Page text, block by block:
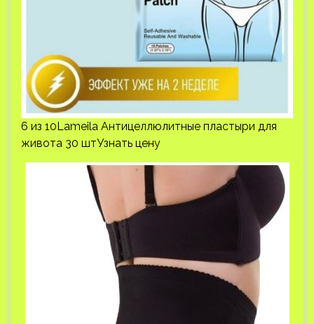
6 из 10Lameila Антицеллюлитные пластыри для
живота 30 штУзнать цену